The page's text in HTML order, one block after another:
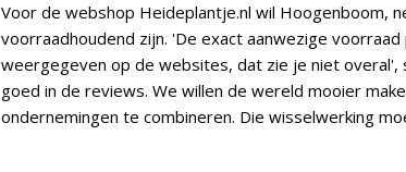
Voor de webshop Heideplantje.nl wil Hoogenboom,
voorraadhoudend zijn. 'De exact aanwezige
weergegeven op de websites, dat zie je niet overal',
goed in de reviews. We willen de wereld mooier
ondernemingen te combineren. Die wisselwerking